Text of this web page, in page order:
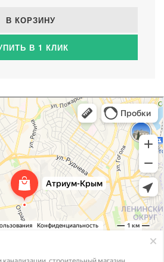
В КОРЗИНУ
В 1 КЛИК
канализации в Севастополе
в Севастополе